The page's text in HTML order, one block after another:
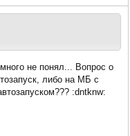
не понял... Вопрос о
либо на МБ с
:dntknw: